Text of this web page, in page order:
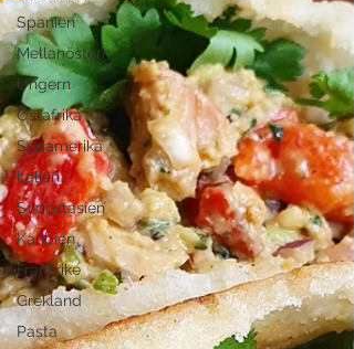
Spanien
Mellanöstern
Ungern
Östafrika
Sydamerika
Italien
Sydostasien
Karibien
Frankrike
Grekland
Pasta